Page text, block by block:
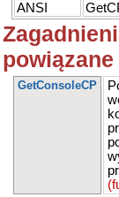
ANSI
powiązane
GetConsoleCP